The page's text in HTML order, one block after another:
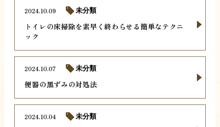
トイレの床掃除を素早く終わらせる簡単なテクニ
ック
2024.10.09 未分類
便器の黒ずみの対処法
2024.10.07 未分類
2024.10.04 未分類